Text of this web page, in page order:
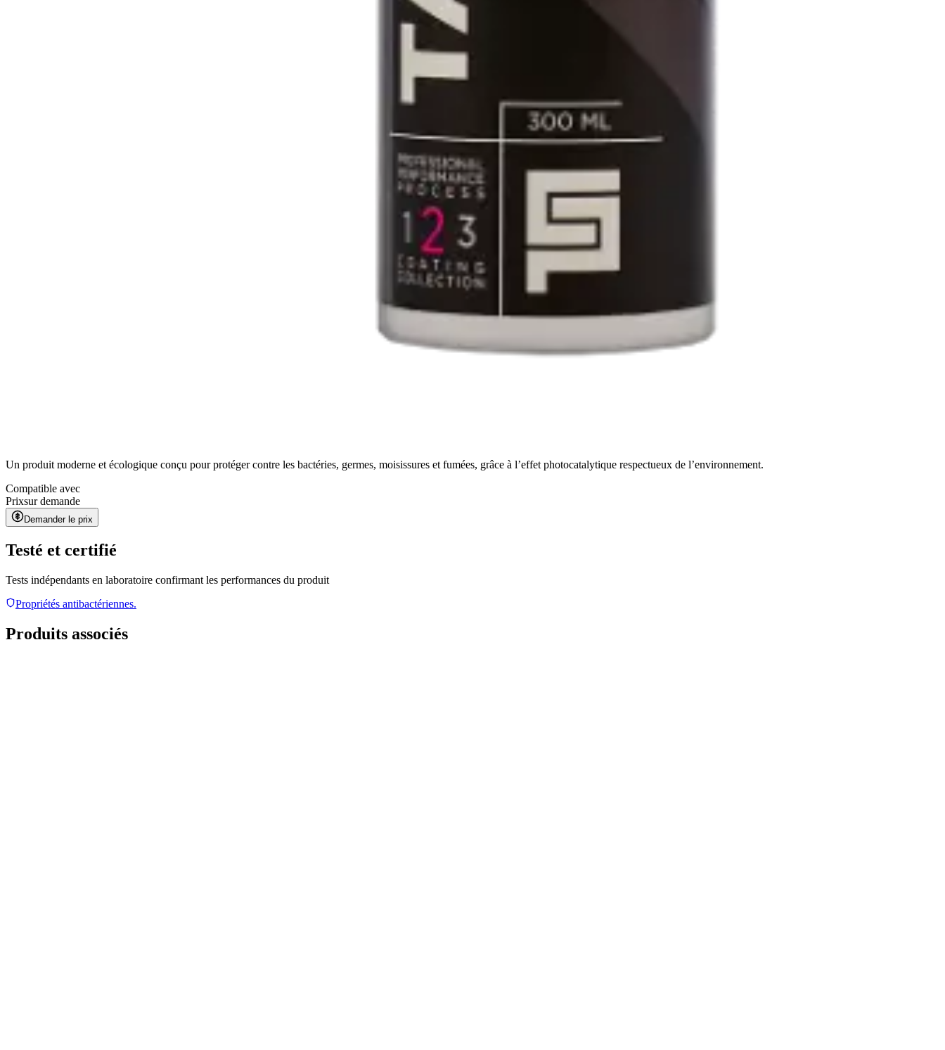
Un produit moderne et écologique conçu pour protéger contre les bactéries, germes, moisissures et fumées, grâce à l’effet photocatalytique respectueux de l’environnement.
Compatible avec
Prixsur demande
Demander le prix
Testé et certifié
Tests indépendants en laboratoire confirmant les performances du produit
Propriétés antibactériennes.
Produits associés